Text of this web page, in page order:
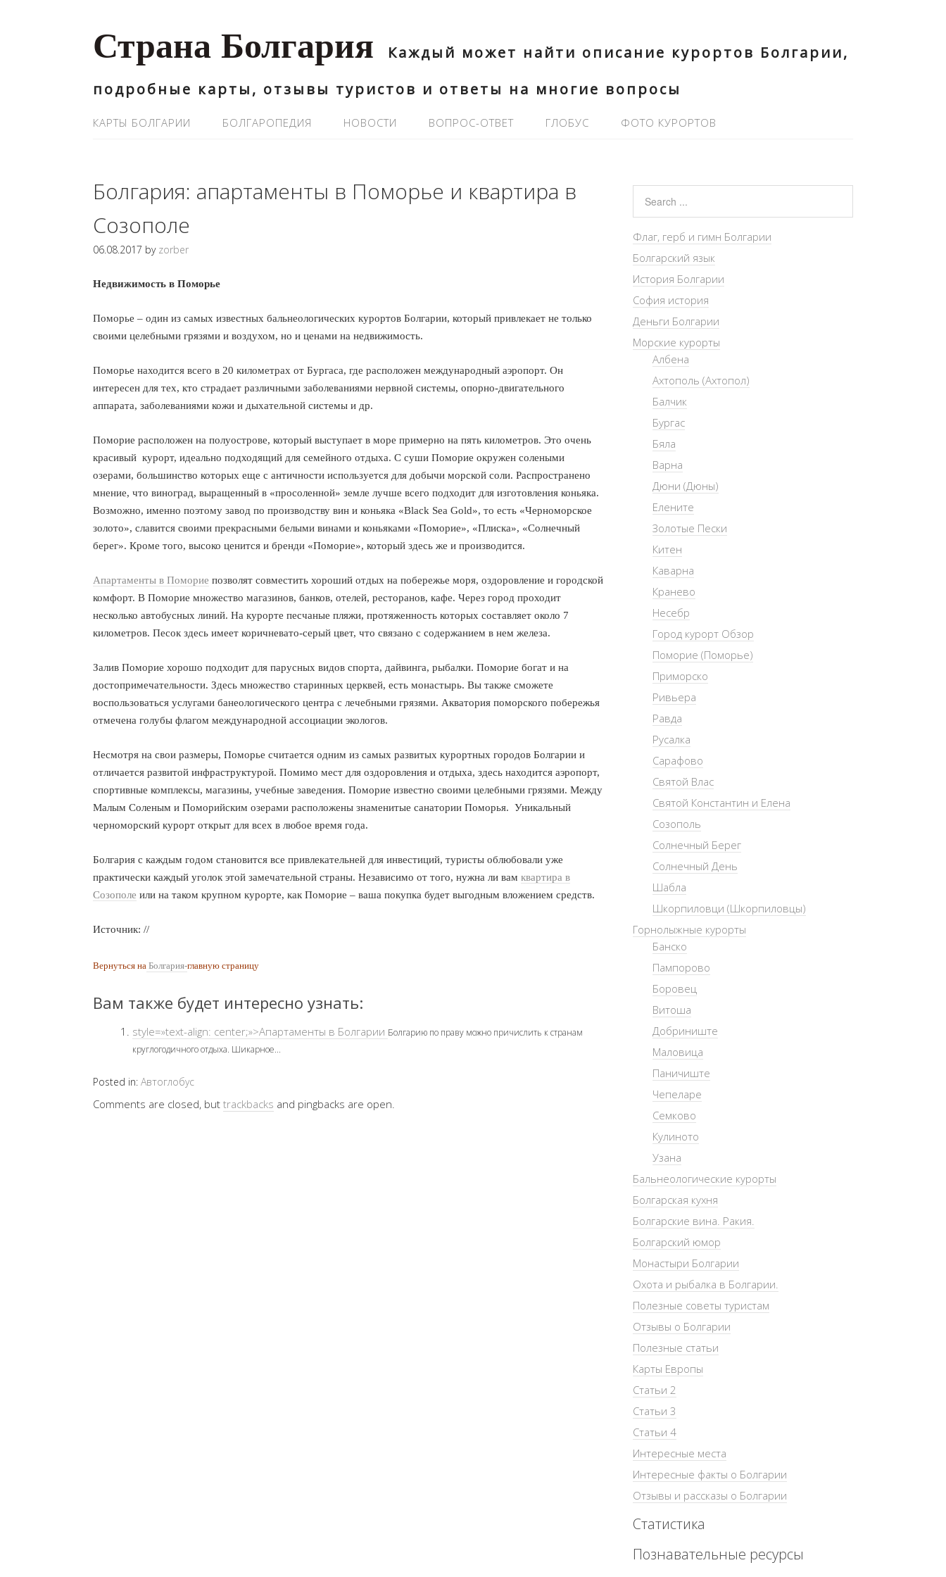
Страна Болгария
Каждый может найти описание курортов Болгарии,
подробные карты, отзывы туристов и ответы на многие вопросы
КАРТЫ БОЛГАРИИ БОЛГАРОПЕДИЯ НОВОСТИ ВОПРОС-ОТВЕТ ГЛОБУС ФОТО КУРОРТОВ
Болгария: апартаменты в Поморье и квартира в
Созополе
06.08.2017 by zorber
Недвижимость в Поморье
Поморье – один из самых известных бальнеологических курортов Болгарии, который привлекает не только
своими целебными грязями и воздухом, но и ценами на недвижимость.
Поморье находится всего в 20 километрах от Бургаса, где расположен международный аэропорт. Он
интересен для тех, кто страдает различными заболеваниями нервной системы, опорно-двигательного
аппарата, заболеваниями кожи и дыхательной системы и др.
Поморие расположен на полуострове, который выступает в море примерно на пять километров. Это очень
красивый курорт, идеально подходящий для семейного отдыха. С суши Поморие окружен солеными
озерами, большинство которых еще с античности используется для добычи морской соли. Распространено
мнение, что виноград, выращенный в «просоленной» земле лучше всего подходит для изготовления коньяка.
Возможно, именно поэтому завод по производству вин и коньяка «Black Sea Gold», то есть «Черноморское
золото», славится своими прекрасными белыми винами и коньяками «Поморие», «Плиска», «Солнечный
берег». Кроме того, высоко ценится и бренди «Поморие», который здесь же и производится.
Апартаменты в Поморие позволят совместить хороший отдых на побережье моря, оздоровление и городской
комфорт. В Поморие множество магазинов, банков, отелей, ресторанов, кафе. Через город проходит
несколько автобусных линий. На курорте песчаные пляжи, протяженность которых составляет около 7
километров. Песок здесь имеет коричневато-серый цвет, что связано с содержанием в нем железа.
Залив Поморие хорошо подходит для парусных видов спорта, дайвинга, рыбалки. Поморие богат и на
достопримечательности. Здесь множество старинных церквей, есть монастырь. Вы также сможете
воспользоваться услугами банеологического центра с лечебными грязями. Акватория поморского побережья
отмечена голубы флагом международной ассоциации экологов.
Несмотря на свои размеры, Поморье считается одним из самых развитых курортных городов Болгарии и
отличается развитой инфраструктурой. Помимо мест для оздоровления и отдыха, здесь находится аэропорт,
спортивные комплексы, магазины, учебные заведения. Поморие известно своими целебными грязями. Между
Малым Соленым и Поморийским озерами расположены знаменитые санатории Поморья. Уникальный
черноморский курорт открыт для всех в любое время года.
Болгария с каждым годом становится все привлекательней для инвестиций, туристы облюбовали уже
практически каждый уголок этой замечательной страны. Независимо от того, нужна ли вам квартира в
Созополе или на таком крупном курорте, как Поморие – ваша покупка будет выгодным вложением средств.
Источник: //
Вернуться на Болгария-главную страницу
Вам также будет интересно узнать:
style=»text-align: center;»>Апартаменты в Болгарии Болгарию по праву можно причислить к странам
круглогодичного отдыха. Шикарное...
Posted in: Автоглобус
Comments are closed, but trackbacks and pingbacks are open.
Флаг, герб и гимн Болгарии
Болгарский язык
История Болгарии
София история
Деньги Болгарии
Морские курорты
Албена
Ахтополь (Ахтопол)
Балчик
Бургас
Бяла
Варна
Дюни (Дюны)
Елените
Золотые Пески
Китен
Каварна
Кранево
Несебр
Город курорт Обзор
Поморие (Поморье)
Приморско
Ривьера
Равда
Русалка
Сарафово
Святой Влас
Святой Константин и Елена
Созополь
Солнечный Берег
Солнечный День
Шабла
Шкорпиловци (Шкорпиловцы)
Горнолыжные курорты
Банско
Пампорово
Боровец
Витоша
Добриниште
Маловица
Паничиште
Чепеларе
Семково
Кулиното
Узана
Бальнеологические курорты
Болгарская кухня
Болгарские вина. Ракия.
Болгарский юмор
Монастыри Болгарии
Охота и рыбалка в Болгарии.
Полезные советы туристам
Отзывы о Болгарии
Полезные статьи
Карты Европы
Статьи 2
Статьи 3
Статьи 4
Интересные места
Интересные факты о Болгарии
Отзывы и рассказы о Болгарии
Статистика
Познавательные ресурсы